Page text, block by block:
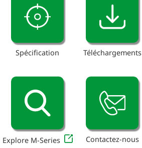
Spécification Téléchargements
Explore M-Series Contactez-nous